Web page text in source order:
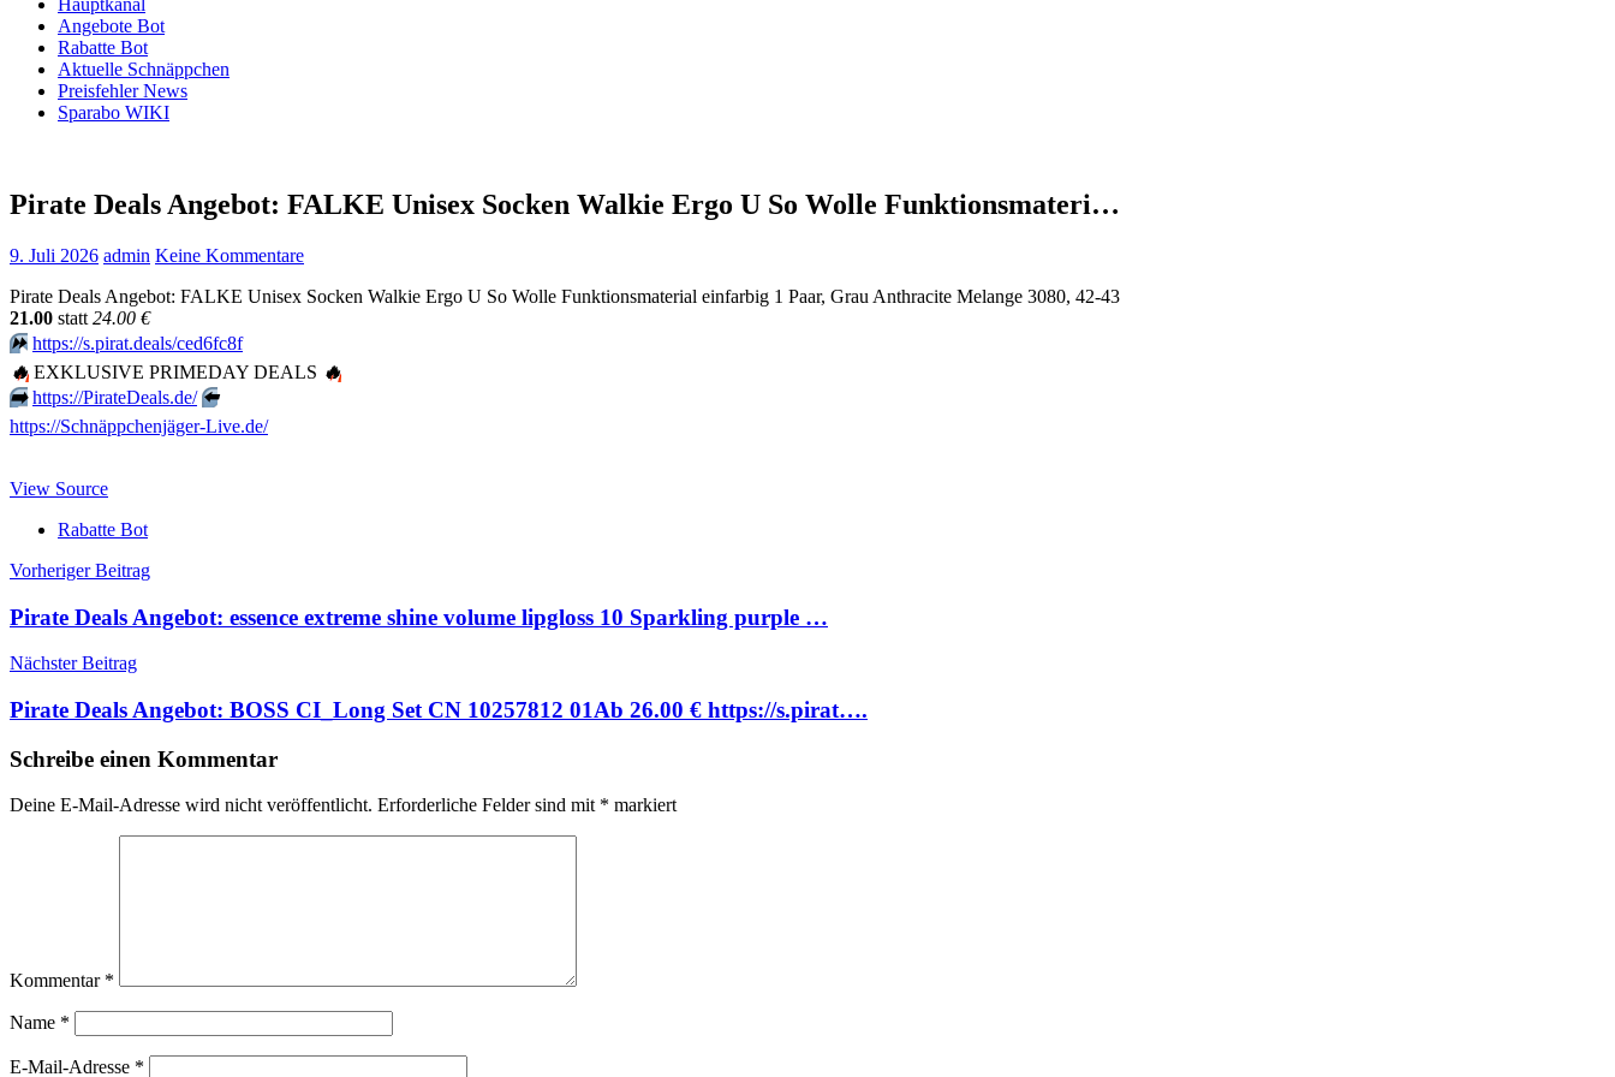
Hauptkanal
Angebote Bot
Rabatte Bot
Aktuelle Schnäppchen
Preisfehler News
Sparabo WIKI
Pirate Deals Angebot: FALKE Unisex Socken Walkie Ergo U So Wolle Funktionsmateri…
9. Juli 2026 admin Keine Kommentare
Pirate Deals Angebot: FALKE Unisex Socken Walkie Ergo U So Wolle Funktionsmaterial einfarbig 1 Paar, Grau Anthracite Melange 3080, 42-43
21.00 statt 24.00 €
⏩️ https://s.pirat.deals/ced6fc8f
🔥 EXKLUSIVE PRIMEDAY DEALS 🔥
➡️ https://PirateDeals.de/ ⬅️
https://Schnäppchenjäger-Live.de/
View Source
Rabatte Bot
Beitragsnavigation
Vorheriger Beitrag
Pirate Deals Angebot: essence extreme shine volume lipgloss 10 Sparkling purple …
Nächster Beitrag
Pirate Deals Angebot: BOSS CI_Long Set CN 10257812 01Аb 26.00 € https://s.pirat….
Schreibe einen Kommentar
Deine E-Mail-Adresse wird nicht veröffentlicht. Erforderliche Felder sind mit * markiert
Kommentar *
Name *
E-Mail-Adresse *